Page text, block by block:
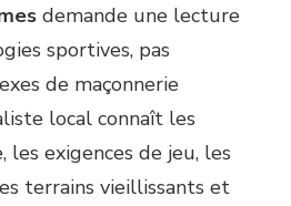
demande une lecture
sportives, pas
de maçonnerie
local connaît les
les exigences de jeu, les
terrains vieillissants et